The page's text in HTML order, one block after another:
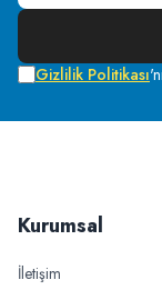
Gizlilik Politikası
Kurumsal
İletişim